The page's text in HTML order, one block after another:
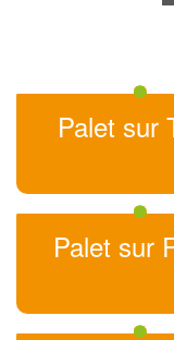
Palet sur
Palet sur